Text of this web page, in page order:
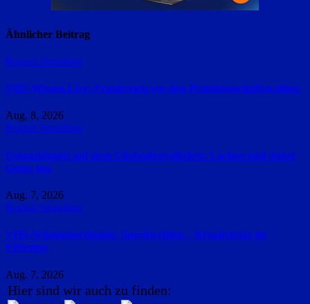
Ähnlicher Beitrag
Region Straubing
VHS.Wissen.Live: Frankreich vor den Präsidentschaftswahlen
Aug. 8, 2026
Region Straubing
Gstanzlsingen auf dem Gäubodenvolksfest: Lachen und dabei
Gutes tun
Aug. 7, 2026
Region Straubing
VHS-Schnupperstunde: Speedwriting – Kreativtexte im
Eiltempo
Aug. 7, 2026
Hier sind wir auch zu finden: